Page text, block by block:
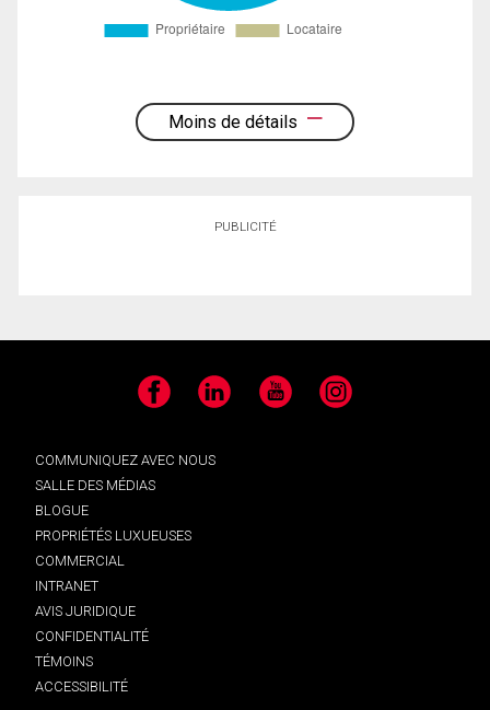
Moins de détails
PUBLICITÉ
Facebook LinkedIn YouTube Instagram
COMMUNIQUEZ AVEC NOUS
SALLE DES MÉDIAS
BLOGUE
PROPRIÉTÉS LUXUEUSES
COMMERCIAL
INTRANET
AVIS JURIDIQUE
CONFIDENTIALITÉ
TÉMOINS
ACCESSIBILITÉ